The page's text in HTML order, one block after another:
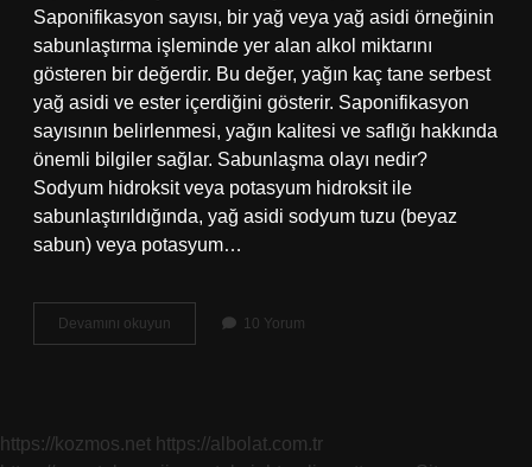
Saponifikasyon sayısı, bir yağ veya yağ asidi örneğinin
sabunlaştırma işleminde yer alan alkol miktarını
gösteren bir değerdir. Bu değer, yağın kaç tane serbest
yağ asidi ve ester içerdiğini gösterir. Saponifikasyon
sayısının belirlenmesi, yağın kalitesi ve saflığı hakkında
önemli bilgiler sağlar. Sabunlaşma olayı nedir?
Sodyum hidroksit veya potasyum hidroksit ile
sabunlaştırıldığında, yağ asidi sodyum tuzu (beyaz
sabun) veya potasyum…
Devamını okuyun Sabunlaşma
Sayısı
10 Yorum
https://kozmos.net https://albolat.com.tr